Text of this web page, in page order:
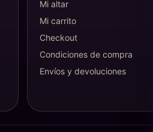
Mi altar
Mi carrito
Checkout
Condiciones de compra
Envíos y devoluciones